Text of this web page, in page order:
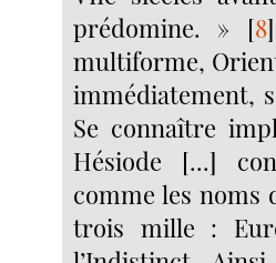
prédomine. » [8]
multiforme,
immédiatement,
Se connaître
Hésiode [...]
comme les noms
trois mille :